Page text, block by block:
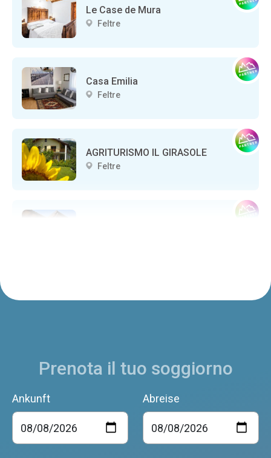
Le Case de Mura
Feltre
Casa Emilia
Feltre
AGRITURISMO IL GIRASOLE
Feltre
PALAZZO ALDOVINI-MEZZANOTTE
Prenota il tuo soggiorno
Ankunft Abreise